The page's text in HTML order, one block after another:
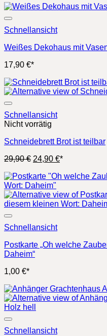
war:
ist:
Schnellansicht
Weißes Dekohaus mit
17,90 €*
Schnellansicht
Nicht vorrätig
Schneidebrett Brot ist teilbar
29,90€ Ursprünglicher
war:
29,90 €
24,90 €Aktueller
ist:
*
Schnellansicht
Postkarte „Oh welche
Daheim“
1,00 €*
Schnellansicht